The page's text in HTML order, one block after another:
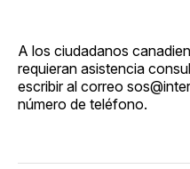
A los ciudadanos
requieran asistencia
escribir al correo
número de teléfono.